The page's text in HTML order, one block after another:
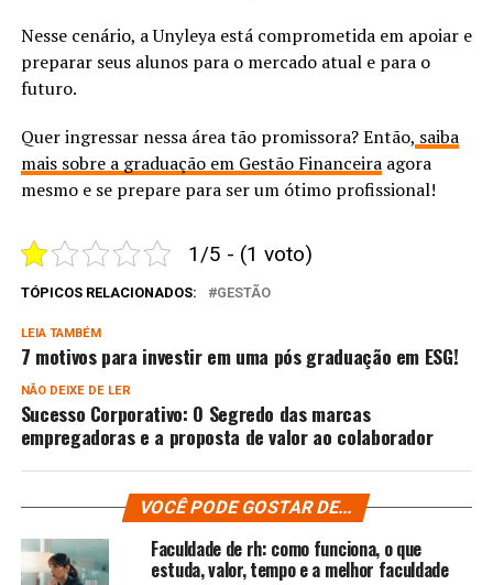
Nesse cenário, a Unyleya está comprometida em apoiar e
preparar seus alunos para o mercado atual e para o
futuro.
Quer ingressar nessa área tão promissora? Então, saiba
mais sobre a graduação em Gestão Financeiraagora
mesmo e se prepare para ser um ótimo profissional!
1/5 - (1 voto)
TÓPICOS RELACIONADOS: GESTÃO
LEIA TAMBÉM
7 motivos para investir em uma pós graduação em ESG!
NÃO DEIXE DE LER
Sucesso Corporativo: O Segredo das marcas
empregadoras e a proposta de valor ao colaborador
VOCÊ PODE GOSTAR DE...
Faculdade de rh: como funciona, o que
estuda, valor, tempo e a melhor faculdade